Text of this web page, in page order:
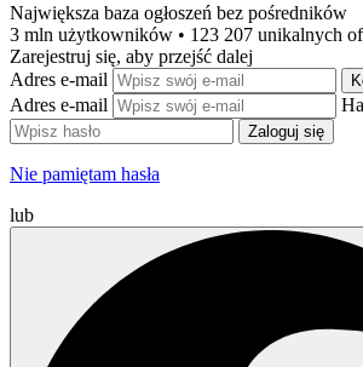
Największa baza ogłoszeń bez pośredników
3 mln użytkowników • 123 207 unikalnych
Zarejestruj się, aby przejść dalej
Adres e-mail
Adres e-mail
Zaloguj się
Nie pamiętam hasła
lub